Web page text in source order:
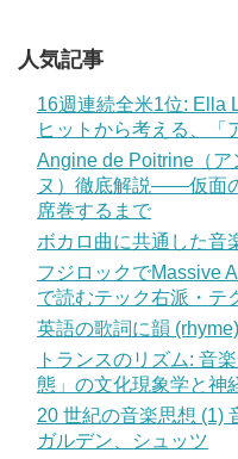
人気記事
16週連続全米1位: Ella
ヒットから考える、「
Angine de Poitrine（
ヌ）徹底解説——仮面
席巻するまで
ボカロ曲に共通した音
フジロックでMassive
で読むテック右派・テ
英語の歌詞に韻
トランスのリズム: 音
態」の文化現象学と神
20 世紀の音楽思想 (1)
ガルデン、シュッツ